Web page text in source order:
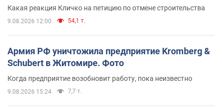
Какая реакция Кличко на петицию по отмене строительства
9.08.2026 12:00 54,1 т.
Армия РФ уничтожила предприятие Kromberg &
Schubert в Житомире. Фото
Когда предприятие возобновит работу, пока неизвестно
9.08.2026 15:24 7,7 т.